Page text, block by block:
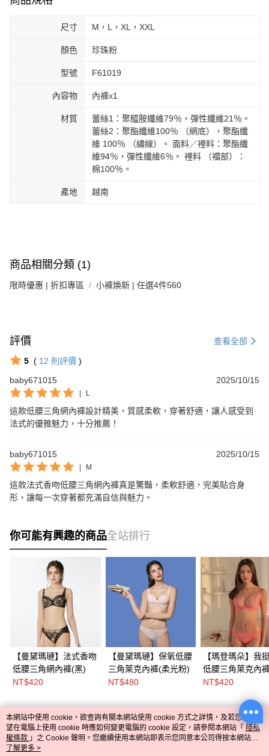
尺寸 M，L，XL，XXL
顏色 珍珠粉
型號 F61019
內容物 內褲x1
材質
蕾絲1：聚醯胺纖維79％，彈性纖維21％。
蕾絲2：聚酯纖維100％ （網底），聚酯纖
維 100％ （繡線）。 面料／裡料：聚酯纖
維94％，彈性纖維6％。 裡料 （襠部）：
棉100％。
產地 越南
商品相關分類 (1)
限時優惠 | 折扣專區 小褲煥新 | 任選4件560
評價 查看全部
5 ( 12 則評價 )
baby671015
2025/10/15
L
這款低腰三角網內褲設計精美，質感柔軟，穿著舒適，讓人感受到
法式的優雅魅力，十分推薦！
baby671015 2025/10/15
M
這款法式香吻低腰三角網內褲真是驚豔，柔軟舒適，完美貼合身
形，讓每一次穿著都充滿自信與魅力。
你可能有興趣的商品全站排行
【曼黛瑪璉】法式香吻
低腰三角網內褲(黑)
NT$420
【曼黛瑪璉】保氧低腰
三角萊克內褲(柔光粉)
NT$480
【瑪登瑪朵】我
低腰三角萊克內
莓粉)
NT$420
熱門標籤
本網站中使用 cookie，欲查詢有關本網站使用 cookie 方式之詳情，及若您不希
望在電腦上使用 cookie 時應如何變更電腦的 cookie 設定，請參閱本網站「 隱私
權條款 」之 Cookie 聲明。您繼續使用本網站即表示您同意本公司得按本網站使
用條款之 Cookie 聲明使用 cookie。
了解更多 >